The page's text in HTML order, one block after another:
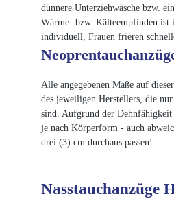
dünnere Unterziehwäsche bzw.
Wärme- bzw. Kälteempfinden ist
individuell, Frauen frieren
Alle angegebenen Maße auf
des jeweiligen Herstellers, die
sind. Aufgrund der
je nach Körperform - auch
drei (3) cm durchaus passen!
Nasstauchanzüge